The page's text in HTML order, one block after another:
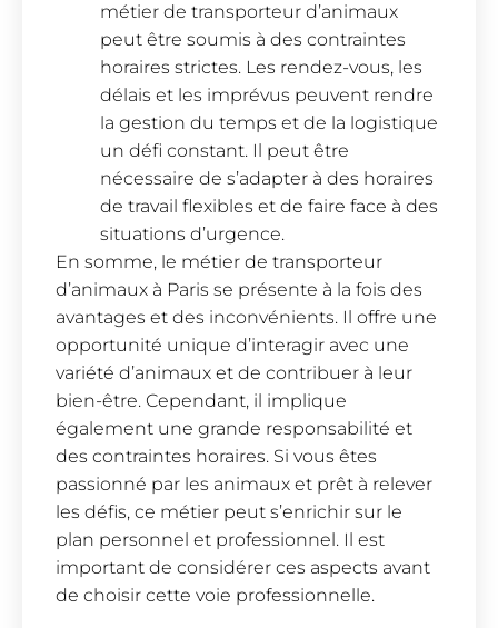
métier de transporteur d’animaux
peut être soumis à des contraintes
horaires strictes. Les rendez-vous, les
délais et les imprévus peuvent rendre
la gestion du temps et de la logistique
un défi constant. Il peut être
nécessaire de s’adapter à des horaires
de travail flexibles et de faire face à des
situations d’urgence.
En somme, le métier de transporteur
d’animaux à Paris se présente à la fois des
avantages et des inconvénients. Il offre une
opportunité unique d’interagir avec une
variété d’animaux et de contribuer à leur
bien-être. Cependant, il implique
également une grande responsabilité et
des contraintes horaires. Si vous êtes
passionné par les animaux et prêt à relever
les défis, ce métier peut s’enrichir sur le
plan personnel et professionnel. Il est
important de considérer ces aspects avant
de choisir cette voie professionnelle.